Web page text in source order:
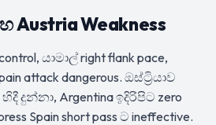
Austria Weakness
යාමාල් right flank pace,
attack dangerous. ඔස්ට්‍රියාව
දුන්නා, Argentina ඉදිරිපිට zero
Spain short pass ට ineffective.